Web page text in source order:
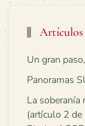
Artículos
Un gran
Panoramas
La soberanía
(artículo 2